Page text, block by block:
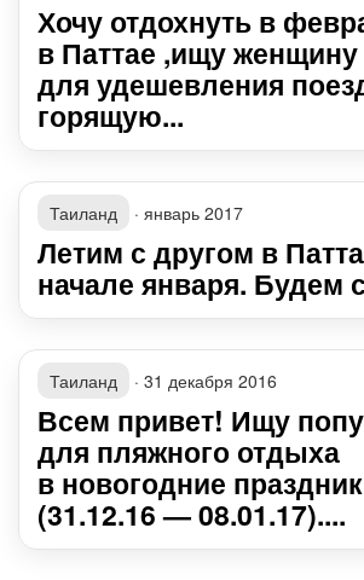
Хочу отдохнуть в
в Паттае ,ищу женщину
для удешевления
горящую...
Таиланд · январь 2017
Летим с другом в
начале января. Будем
Таиланд · 31 декабря 2016
Всем привет! Ищу
для пляжного отдыха
в новогодние
(31.12.16 — 08.01.17)....